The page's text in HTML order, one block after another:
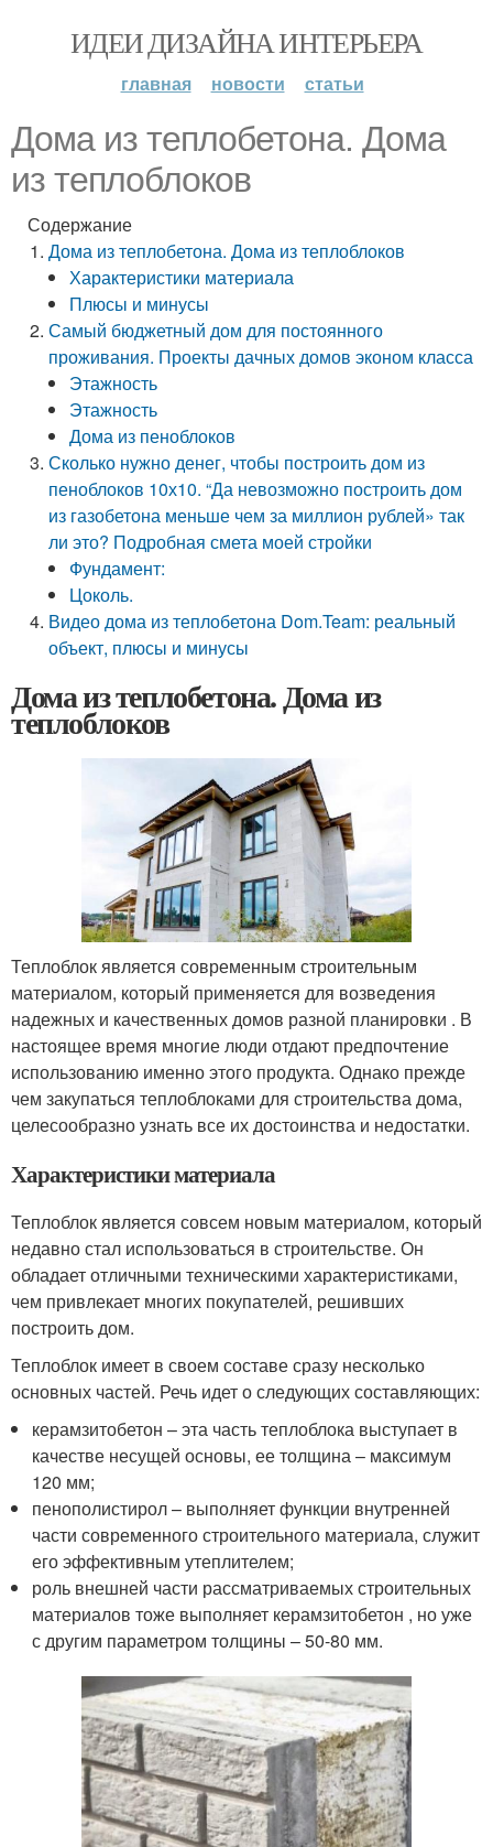
ИДЕИ ДИЗАЙНА ИНТЕРЬЕРА
главная новости статьи
Дома из теплобетона. Дома
из теплоблоков
Содержание
Дома из теплобетона. Дома из теплоблоков
Характеристики материала
Плюсы и минусы
Самый бюджетный дом для постоянного
проживания. Проекты дачных домов эконом класса
Этажность
Этажность
Дома из пеноблоков
Сколько нужно денег, чтобы построить дом из
пеноблоков 10х10. “Да невозможно построить дом
из газобетона меньше чем за миллион рублей» так
ли это? Подробная смета моей стройки
Фундамент:
Цоколь.
Видео дома из теплобетона Dom.Team: реальный
объект, плюсы и минусы
Дома из теплобетона. Дома из
теплоблоков
Теплоблок является современным строительным
материалом, который применяется для возведения
надежных и качественных домов разной планировки . В
настоящее время многие люди отдают предпочтение
использованию именно этого продукта. Однако прежде
чем закупаться теплоблоками для строительства дома,
целесообразно узнать все их достоинства и недостатки.
Характеристики материала
Теплоблок является совсем новым материалом, который
недавно стал использоваться в строительстве. Он
обладает отличными техническими характеристиками,
чем привлекает многих покупателей, решивших
построить дом.
Теплоблок имеет в своем составе сразу несколько
основных частей. Речь идет о следующих составляющих:
керамзитобетон – эта часть теплоблока выступает в
качестве несущей основы, ее толщина – максимум
120 мм;
пенополистирол – выполняет функции внутренней
части современного строительного материала, служит
его эффективным утеплителем;
роль внешней части рассматриваемых строительных
материалов тоже выполняет керамзитобетон , но уже
с другим параметром толщины – 50-80 мм.